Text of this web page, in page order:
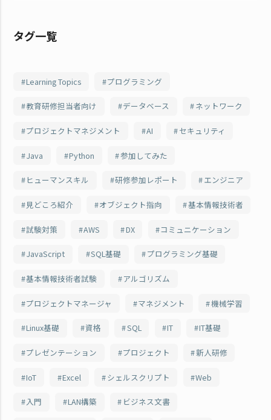
タグ一覧
Learning Topics プログラミング
教育研修担当者向け データベース ネットワーク
プロジェクトマネジメント AI セキュリティ
Java Python 参加してみた
ヒューマンスキル 研修参加レポート エンジニア
見どころ紹介 オブジェクト指向 基本情報技術者
試験対策 AWS DX コミュニケーション
JavaScript SQL基礎 プログラミング基礎
基本情報技術者試験 アルゴリズム
プロジェクトマネージャ マネジメント 機械学習
Linux基礎 資格 SQL IT IT基礎
プレゼンテーション プロジェクト 新人研修
IoT Excel シェルスクリプト Web
入門 LAN構築 ビジネス文書